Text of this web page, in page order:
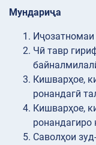
Мундариҷа
Чӣ тавр
Кишварҳое,
ронандагӣ
Кишварҳое,
ронандагиро
Саволҳои